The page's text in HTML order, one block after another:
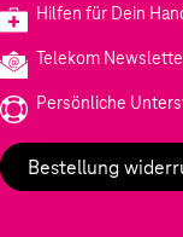
Hilfen für Dein
Telekom
Persönliche
Bestellung